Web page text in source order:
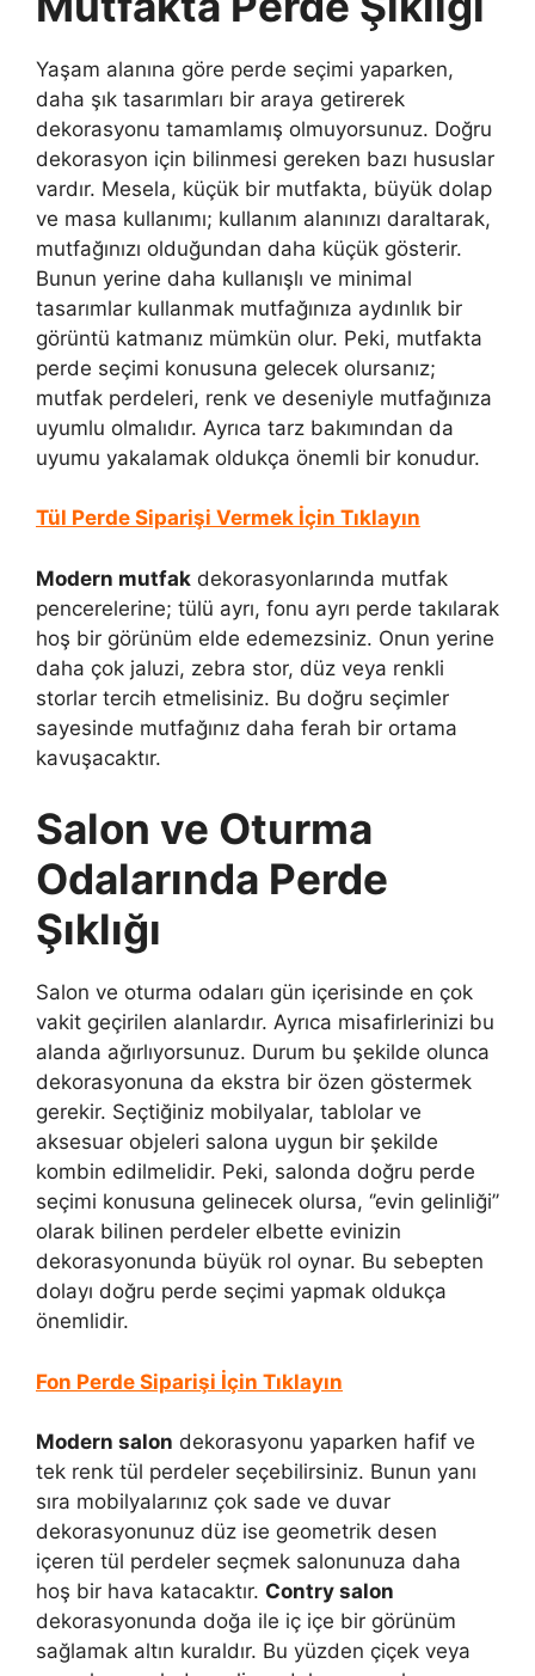
Yaşam alanına göre perde seçimi yaparken,
daha şık tasarımları bir araya getirerek
dekorasyonu tamamlamış olmuyorsunuz. Doğru
dekorasyon için bilinmesi gereken bazı hususlar
vardır. Mesela, küçük bir mutfakta, büyük dolap
ve masa kullanımı; kullanım alanınızı daraltarak,
mutfağınızı olduğundan daha küçük gösterir.
Bunun yerine daha kullanışlı ve minimal
tasarımlar kullanmak mutfağınıza aydınlık bir
görüntü katmanız mümkün olur. Peki, mutfakta
perde seçimi konusuna gelecek olursanız;
mutfak perdeleri, renk ve deseniyle mutfağınıza
uyumlu olmalıdır. Ayrıca tarz bakımından da
uyumu yakalamak oldukça önemli bir konudur.
Tül Perde Siparişi Vermek İçin Tıklayın
Modern mutfak dekorasyonlarında mutfak
pencerelerine; tülü ayrı, fonu ayrı perde takılarak
hoş bir görünüm elde edemezsiniz. Onun yerine
daha çok jaluzi, zebra stor, düz veya renkli
storlar tercih etmelisiniz. Bu doğru seçimler
sayesinde mutfağınız daha ferah bir ortama
kavuşacaktır.
Salon ve Oturma
Odalarında Perde
Şıklığı
Salon ve oturma odaları gün içerisinde en çok
vakit geçirilen alanlardır. Ayrıca misafirlerinizi bu
alanda ağırlıyorsunuz. Durum bu şekilde olunca
dekorasyonuna da ekstra bir özen göstermek
gerekir. Seçtiğiniz mobilyalar, tablolar ve
aksesuar objeleri salona uygun bir şekilde
kombin edilmelidir. Peki, salonda doğru perde
seçimi konusuna gelinecek olursa, ‘’evin gelinliği’’
olarak bilinen perdeler elbette evinizin
dekorasyonunda büyük rol oynar. Bu sebepten
dolayı doğru perde seçimi yapmak oldukça
önemlidir.
Fon Perde Siparişi İçin Tıklayın
Modern salon dekorasyonu yaparken hafif ve
tek renk tül perdeler seçebilirsiniz. Bunun yanı
sıra mobilyalarınız çok sade ve duvar
dekorasyonunuz düz ise geometrik desen
içeren tül perdeler seçmek salonunuza daha
hoş bir hava katacaktır. Contry salon
dekorasyonunda doğa ile iç içe bir görünüm
sağlamak altın kuraldır. Bu yüzden çiçek veya